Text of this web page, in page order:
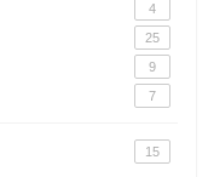
4
25
9
7
15